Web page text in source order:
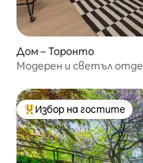
Дом – Торонто
Модерен и светъл
Най-популярен избор
Избор на гостите